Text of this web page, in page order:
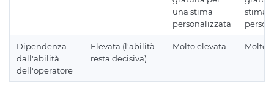
una stima
personalizzata
stima
Dipendenza
dall'abilità
dell'operatore
Elevata (l'abilità
resta decisiva)
Molto elevata Molto